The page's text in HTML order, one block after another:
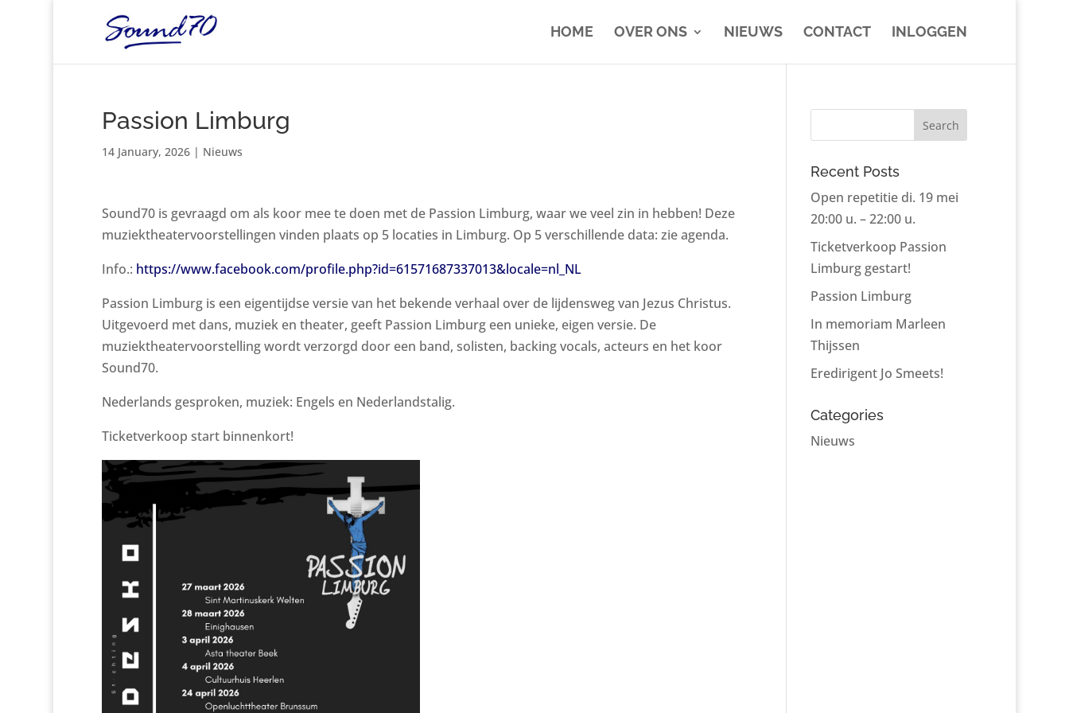
HOME OVER ONS NIEUWS CONTACT INLOGGEN
Passion Limburg
14 January, 2026| Nieuws
Sound70 is gevraagd om als koor mee te doen met de Passion Limburg, waar we veel zin in hebben! Deze
muziektheatervoorstellingen vinden plaats op 5 locaties in Limburg. Op 5 verschillende data: zie agenda.
Info.: https://www.facebook.com/profile.php?id=61571687337013&locale=nl_NL
Passion Limburg is een eigentijdse versie van het bekende verhaal over de lijdensweg van Jezus Christus.
Uitgevoerd met dans, muziek en theater, geeft Passion Limburg een unieke, eigen versie. De
muziektheatervoorstelling wordt verzorgd door een band, solisten, backing vocals, acteurs en het koor
Sound70.
Nederlands gesproken, muziek: Engels en Nederlandstalig.
Ticketverkoop start binnenkort!
Recent Posts
Open repetitie di. 19 mei
20:00 u. – 22:00 u.
Ticketverkoop Passion
Limburg gestart!
Passion Limburg
In memoriam Marleen
Thijssen
Eredirigent Jo Smeets!
Categories
Nieuws